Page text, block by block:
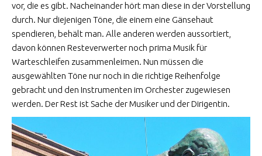
vor, die es gibt. Nacheinander hört man diese in der Vorstellung
durch. Nur diejenigen Töne, die einem eine Gänsehaut
spendieren, behält man. Alle anderen werden aussortiert,
davon können Resteverwerter noch prima Musik für
Warteschleifen zusammenleimen. Nun müssen die
ausgewählten Töne nur noch in die richtige Reihenfolge
gebracht und den Instrumenten im Orchester zugewiesen
werden. Der Rest ist Sache der Musiker und der Dirigentin.